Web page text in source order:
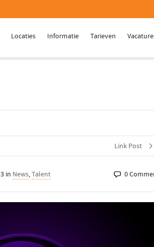
Locaties Informatie Tarieven
Link Post
in News,Talent 0